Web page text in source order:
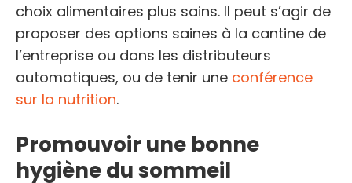
choix alimentaires plus sains. Il peut s’agir de
proposer des options saines à la cantine de
l’entreprise ou dans les distributeurs
automatiques, ou de tenir une conférence
sur la nutrition.
Promouvoir une bonne
hygiène du sommeil